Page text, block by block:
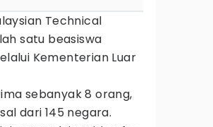
Technical
satu beasiswa
Kementerian Luar
sebanyak 8 orang,
dari 145 negara.